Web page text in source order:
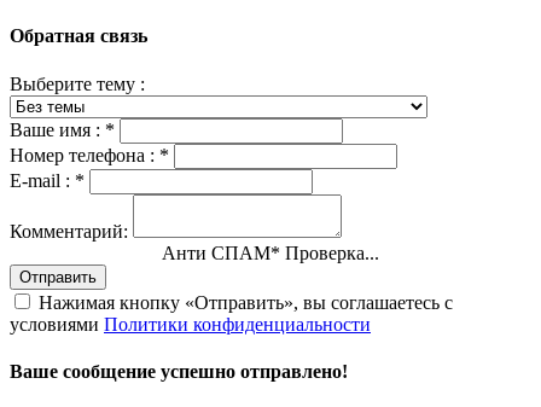
Обратная связь
Выберите тему :
Ваше имя : *
Номер телефона : *
E-mail : *
Комментарий:
Анти СПАМ* Проверка...
Отправить
Нажимая кнопку «Отправить», вы соглашаетесь с
условиями Политики конфиденциальности
Ваше сообщение успешно отправлено!